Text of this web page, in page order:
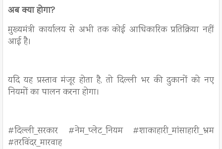
अब क्या होगा?
मुख्यमंत्री कार्यालय से अभी तक कोई आधिकारिक प्रतिक्रिया नहीं
आई है।
यदि यह प्रस्ताव मंजूर होता है, तो दिल्ली भर की दुकानों को नए
नियमों का पालन करना होगा।
#दिल्ली_सरकार #नेम_प्लेट_नियम #शाकाहारी_मांसाहारी_भ्रम
#तरविंदर_मारवाह